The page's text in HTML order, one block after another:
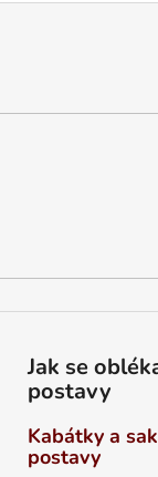
Jak se
postavy
Kabátky a
postavy